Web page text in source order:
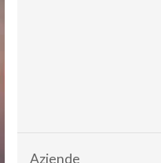
Aziende